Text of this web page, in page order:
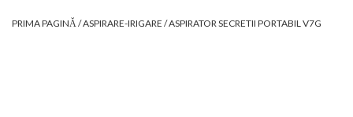
PRIMA PAGINĂ/ASPIRARE-IRIGARE / ASPIRATOR SECRETII PORTABIL V7G